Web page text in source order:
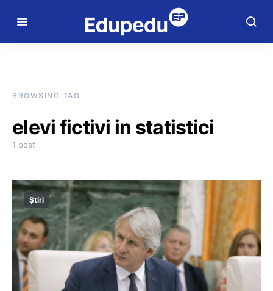
BROWSING TAG
elevi fictivi in statistici
1 post
Știri